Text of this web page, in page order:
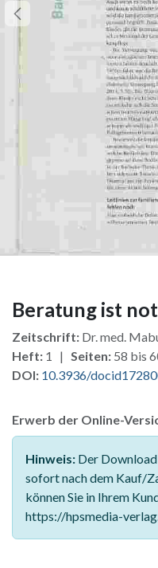
Beratung ist
Zeitschrift: Dr. med.
Heft: 1 | Seiten: 58 bis
DOI: 10.3936/
Erwerb der Online-
Hinweis: Der
sofort nach dem Kauf/
können Sie in Ihrem
https://hpsmedia-